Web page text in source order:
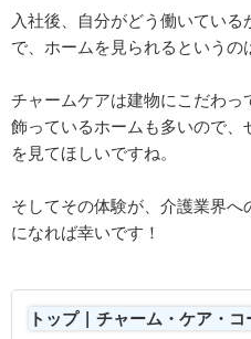
入社後、自分がどう働いてい
で、ホームを見られるというの
チャームケアは建物にこだわ
飾っているホームも多いので
を見てほしいですね。
そしてその体験が、介護業界
になれば幸いです！
トップ | チャーム・ケア・